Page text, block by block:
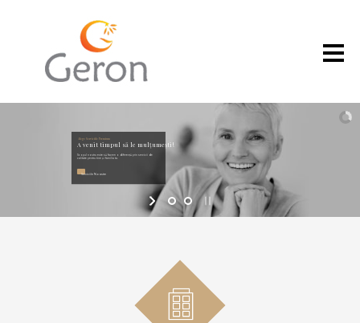
A venit timpul să le mulțumești!
Scopul nostru este să facem o diferență prin servicii de
calitate pentru tine și familia ta.
Alege Serviciile Premium
Serviciile Noastre